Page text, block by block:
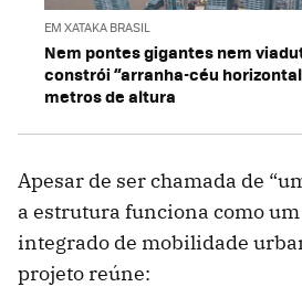
EM XATAKA BRASIL
Nem pontes gigantes nem
constrói “arranha-céu
metros de altura
Apesar de ser chamada de
a estrutura funciona como
integrado de mobilidade
projeto reúne: